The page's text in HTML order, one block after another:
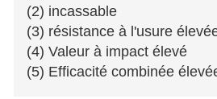
(2) incassable
(3) résistance à l'usure
(4) Valeur à impact élevé
(5) Efficacité combinée